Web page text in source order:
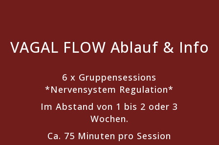
VAGAL FLOW Ablauf & Info
6 x Gruppensessions
*Nervensystem Regulation*
Im Abstand von 1 bis 2 oder 3
Wochen.
Ca. 75 Minuten pro Session